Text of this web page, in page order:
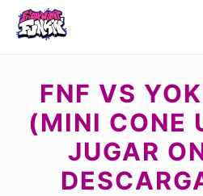
FNF VS
(MINI CONE
JUGAR